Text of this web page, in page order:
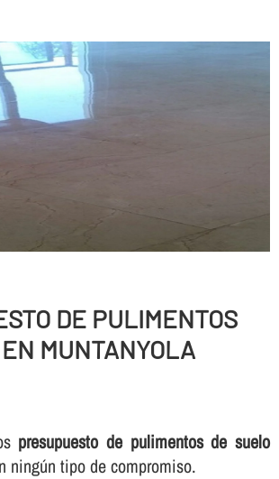
DE PULIMENTOS
MUNTANYOLA
presupuesto de pulimentos de suelo
ningún tipo de compromiso.